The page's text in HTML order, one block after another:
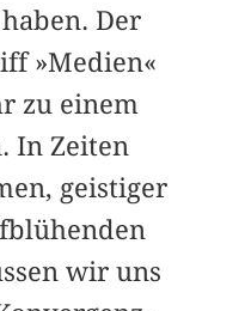
Der
»Medien«
zu einem
In Zeiten
geistiger
wir uns